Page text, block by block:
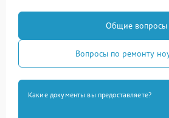
Общие вопросы
Вопросы по ремонту
Какие документы вы предоставляете?